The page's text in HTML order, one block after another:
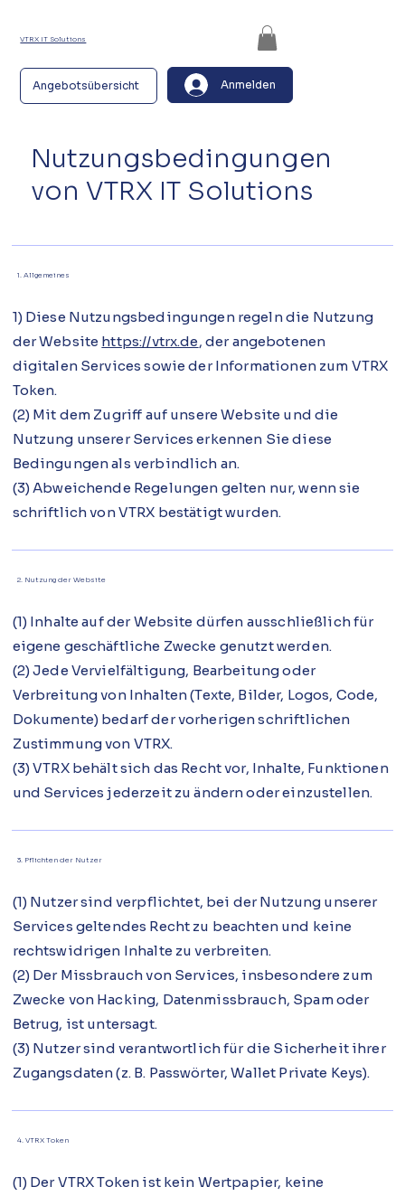
VTRX IT Solutions
Angebotsübersicht Anmelden
Nutzungsbedingungen
von VTRX IT Solutions
1. Allgemeines
1) Diese Nutzungsbedingungen regeln die Nutzung
der Website https://vtrx.de, der angebotenen
digitalen Services sowie der Informationen zum VTRX
Token.
(2) Mit dem Zugriff auf unsere Website und die
Nutzung unserer Services erkennen Sie diese
Bedingungen als verbindlich an.
(3) Abweichende Regelungen gelten nur, wenn sie
schriftlich von VTRX bestätigt wurden.
2. Nutzung der Website
(1) Inhalte auf der Website dürfen ausschließlich für
eigene geschäftliche Zwecke genutzt werden.
(2) Jede Vervielfältigung, Bearbeitung oder
Verbreitung von Inhalten (Texte, Bilder, Logos, Code,
Dokumente) bedarf der vorherigen schriftlichen
Zustimmung von VTRX.
(3) VTRX behält sich das Recht vor, Inhalte, Funktionen
und Services jederzeit zu ändern oder einzustellen.
3. Pflichten der Nutzer
(1) Nutzer sind verpflichtet, bei der Nutzung unserer
Services geltendes Recht zu beachten und keine
rechtswidrigen Inhalte zu verbreiten.
(2) Der Missbrauch von Services, insbesondere zum
Zwecke von Hacking, Datenmissbrauch, Spam oder
Betrug, ist untersagt.
(3) Nutzer sind verantwortlich für die Sicherheit ihrer
Zugangsdaten (z. B. Passwörter, Wallet Private Keys).
4. VTRX Token
(1) Der VTRX Token ist kein Wertpapier, keine